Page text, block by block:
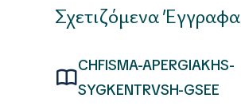
Σχετιζόμενα Έγγραφα
CHFISMA-APERGIAKHS-
SYGKENTRVSH-GSEE